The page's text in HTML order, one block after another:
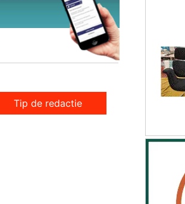
Tip de redactie